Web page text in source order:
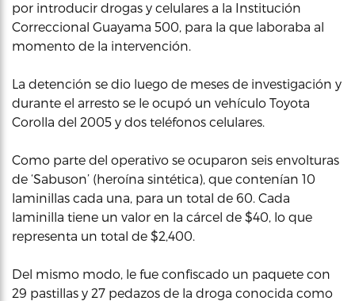
por introducir drogas y celulares a la Institución
Correccional Guayama 500, para la que laboraba al
momento de la intervención.
La detención se dio luego de meses de investigación y
durante el arresto se le ocupó un vehículo Toyota
Corolla del 2005 y dos teléfonos celulares.
Como parte del operativo se ocuparon seis envolturas
de ‘Sabuson’ (heroína sintética), que contenían 10
laminillas cada una, para un total de 60. Cada
laminilla tiene un valor en la cárcel de $40, lo que
representa un total de $2,400.
Del mismo modo, le fue confiscado un paquete con
29 pastillas y 27 pedazos de la droga conocida como